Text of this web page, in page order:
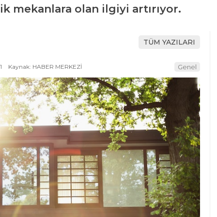
mekanlara olan ilgiyi artırıyor.
TÜM YAZILARI
Kaynak: HABER MERKEZİ Genel